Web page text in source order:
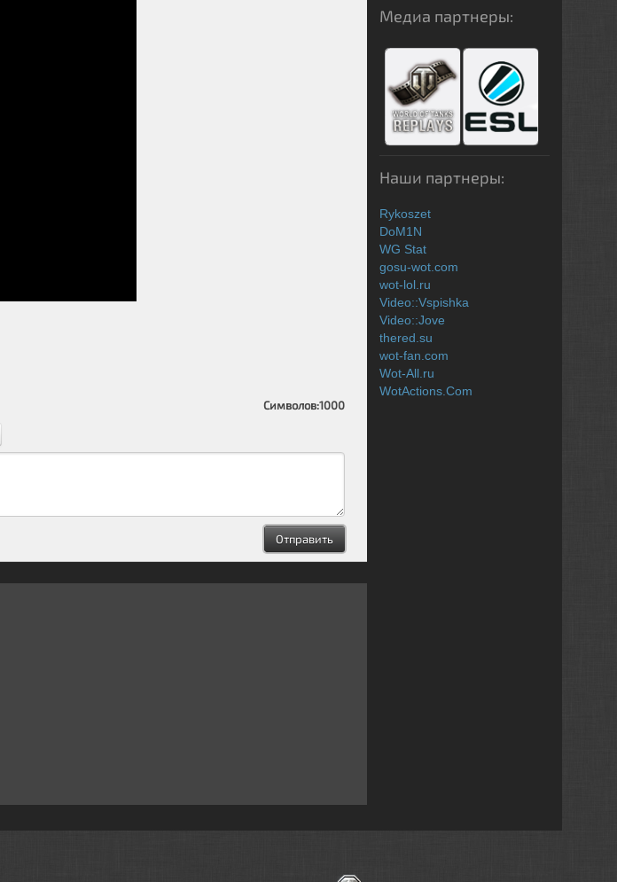
Символов:1000
Медиа партнеры:
Наши партнеры:
Rykoszet
DoM1N
WG Stat
gosu-wot.com
wot-lol.ru
Video::Vspishka
Video::Jove
thered.su
wot-fan.com
Wot-All.ru
WotActions.Com